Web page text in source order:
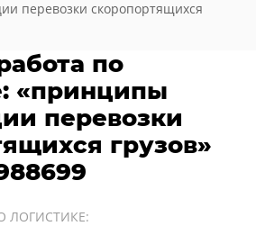
перевозки скоропортящихся
по
«принципы
перевозки
грузов»
ЛОГИСТИКЕ: